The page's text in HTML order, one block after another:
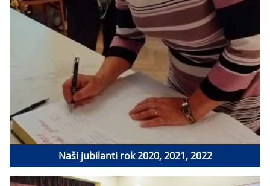
Naši jubilanti rok 2020, 2021, 2022